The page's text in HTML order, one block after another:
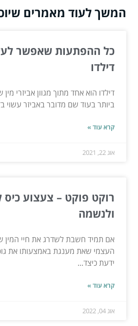
המשך לעוד מאמרים
כל ההפתעות שאפשר
דילדו
דילדו הוא אחד מתוך מגוון אביזרי
ביותר בעוד שם מדובר באביזר עשוי
קרא עוד »
אוג 22, 2021
רוקט פוקט – צעצוע כיס
ולנשמה
אם תמיד חשבת לשדרג את חיי המין
העצמי שאת מענגת באמצעותו את
ידעת כיצד...
קרא עוד »
אוג 04, 2022